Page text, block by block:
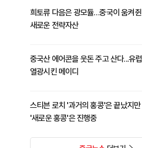
희토류 다음은 광모듈…중국이 움켜쥔
새로운 전략자산
중국산 에어콘을 웃돈 주고 산다...유럽
열광시킨 메이디
스티븐 로치 '과거의 홍콩'은 끝났지만
'새로운 홍콩'은 진행중